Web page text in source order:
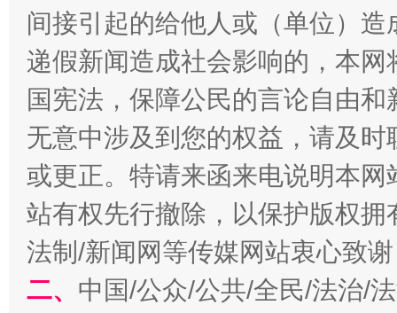
受贿1.44亿！段成刚被判无期 从幼
间接引起的给他人或（单位）
递假新闻造成社会影响的，本
国宪法，保障公民的言论自由
无意中涉及到您的权益，请及
或更正。特请来函来电说明本
站有权先行撤除，以保护版权
法制/新闻网等传媒网站衷心致
二、 中国/公众/公共/全民/法治/